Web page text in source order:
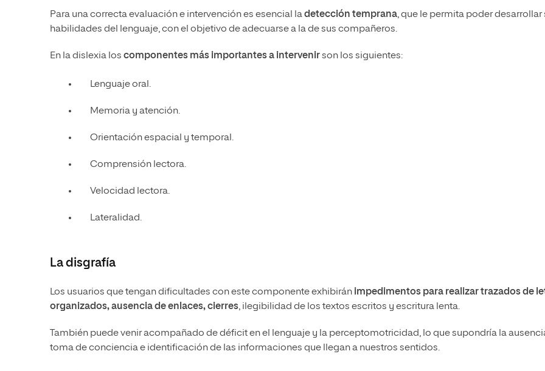
Para una correcta evaluación e intervención es esencial ladetección temprana, que le permita poder desarrollar
habilidades del lenguaje, con el objetivo de adecuarse a la de sus compañeros.
En la dislexia los componentes más importantes a intervenirson los siguientes:
Lenguaje oral.
Memoria y atención.
Orientación espacial y temporal.
Comprensión lectora.
Velocidad lectora.
Lateralidad.
La disgrafía
Los usuarios que tengan dificultades con este componente exhibirán impedimentos para realizar trazados de
organizados, ausencia de enlaces, cierres, ilegibilidad de los textos escritos y escritura lenta.
También puede venir acompañado de déficit en el lenguaje y la perceptomotricidad, lo que supondría la
toma de conciencia e identificación de las informaciones que llegan a nuestros sentidos.